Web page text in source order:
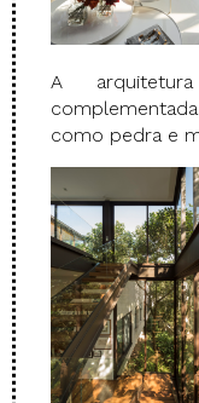
A
como pedra e